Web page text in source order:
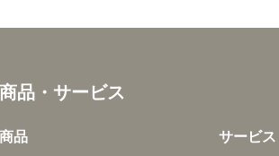
商品・サービス
商品 サービス